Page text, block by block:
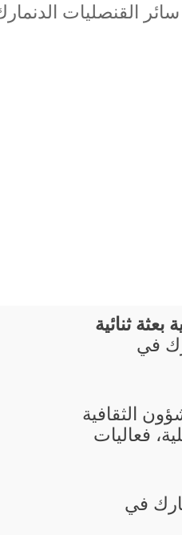
سائر القنصليات
ثنائية
في
الثقافية
فعاليات
في